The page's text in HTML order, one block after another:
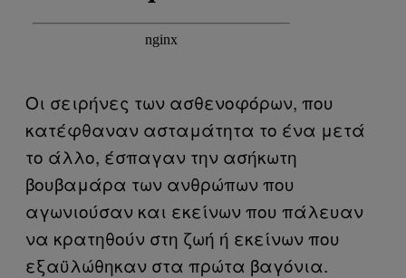
Οι σειρήνες των ασθενοφόρων, που
κατέφθαναν ασταμάτητα το ένα μετά
το άλλο, έσπαγαν την ασήκωτη
βουβαμάρα των ανθρώπων που
αγωνιούσαν και εκείνων που πάλευαν
να κρατηθούν στη ζωή ή εκείνων που
εξαϋλώθηκαν στα πρώτα βαγόνια.